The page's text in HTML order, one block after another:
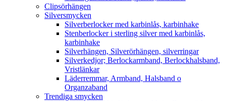
Clipsörhängen
Silversmycken
Silverberlocker med karbinlås, karbinhake
Stenberlocker i sterling silver med karbinlås,
karbinhake
Silverhängen, Silverörhängen, silverringar
Silverkedjor; Berlockarmband, Berlockhalsband,
Vristlänkar
Läderremmar, Armband, Halsband o
Organzaband
Trendiga smycken